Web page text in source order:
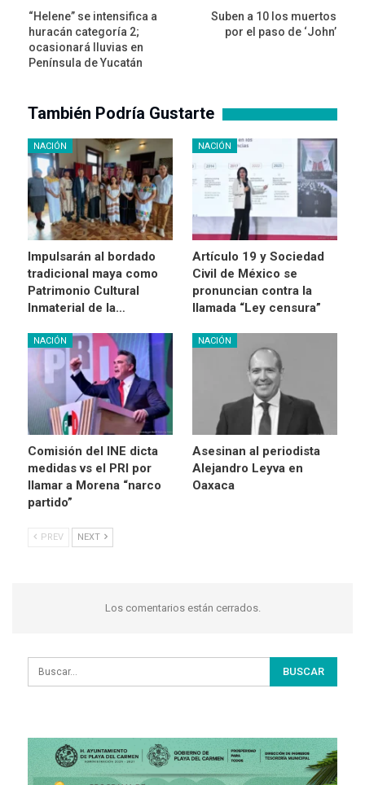
“Helene” se intensifica a
huracán categoría 2;
ocasionará lluvias en
Península de Yucatán
Suben a 10 los muertos
por el paso de ‘John’
También Podría Gustarte
NACIÓN
Impulsarán al bordado
tradicional maya como
Patrimonio Cultural
Inmaterial de la…
NACIÓN
Artículo 19 y Sociedad
Civil de México se
pronuncian contra la
llamada “Ley censura”
NACIÓN
Comisión del INE dicta
medidas vs el PRI por
llamar a Morena “narco
partido”
NACIÓN
Asesinan al periodista
Alejandro Leyva en
Oaxaca
PREV NEXT
Los comentarios están cerrados.